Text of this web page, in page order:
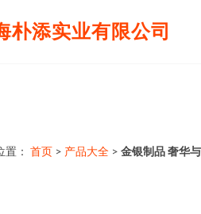
朴添实业有限公司
置： 首页 > 产品大全 > 金银制品 奢华